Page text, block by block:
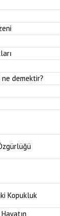
ne demektir?
Kopukluk